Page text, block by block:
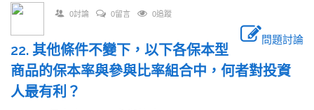
0討論 0留言 0追蹤
問題討論
22. 其他條件不變下，以下各保本型
商品的保本率與參與比率組合中，何者對投資
人最有利？